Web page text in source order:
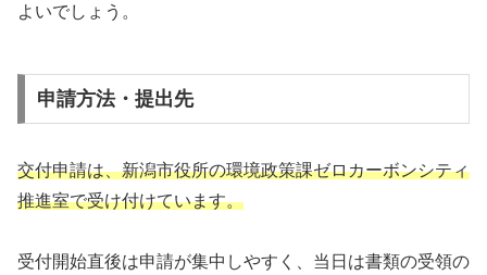
よいでしょう。
申請方法・提出先
交付申請は、新潟市役所の環境政策課ゼロカーボンシティ
推進室で受け付けています。
受付開始直後は申請が集中しやすく、当日は書類の受領の